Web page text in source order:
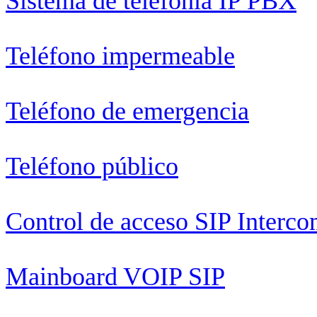
Teléfono impermeable
Teléfono de emergencia
Teléfono público
Control de acceso SIP
Mainboard VOIP SIP